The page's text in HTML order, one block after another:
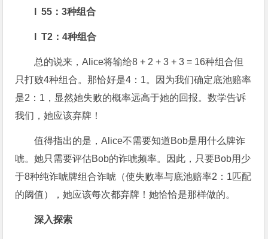
l 55：3种组合
l T2：4种组合
总的说来，Alice将输给8 + 2 + 3 + 3 = 16种组合但
只打败4种组合。那恰好是4：1。因为我们确定底池赔率
是2：1，显然她失败的概率远高于她的回报。数学告诉
我们，她应该弃牌！
值得指出的是，Alice不需要知道Bob是用什么牌诈
唬。她只需要评估Bob的诈唬频率。因此，只要Bob用少
于8种纯诈唬牌组合诈唬（使失败率与底池赔率2：1匹配
的阈值），她应该每次都弃牌！她恰恰是那样做的。
深入探索